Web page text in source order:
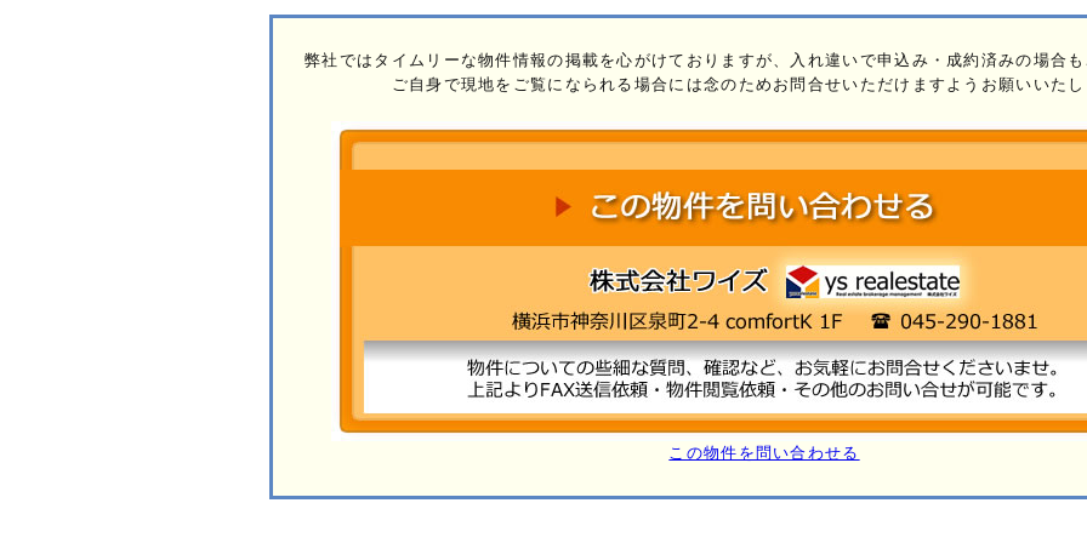
弊社ではタイムリーな物件情報の掲載を心がけておりますが、入れ違いで申込み・成約済みの場合
ご自身で現地をご覧になられる場合には念のためお問合せいただけますようお願いいた
この物件を問い合わせる